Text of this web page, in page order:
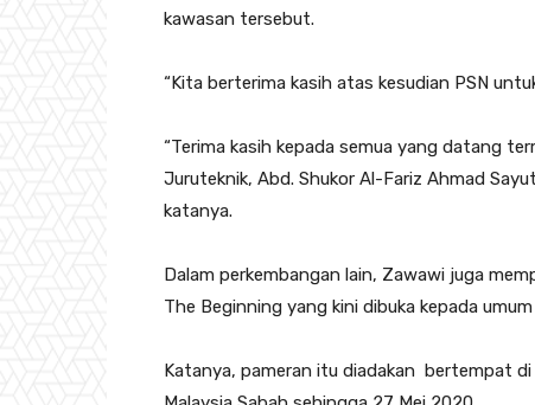
kawasan tersebut.
“Kita berterima kasih atas kesudian PSN
“Terima kasih kepada semua yang datang
Juruteknik, Abd. Shukor Al-Fariz Ahmad
katanya.
Dalam perkembangan lain, Zawawi juga
The Beginning yang kini dibuka kepada
Katanya, pameran itu diadakan bertempat